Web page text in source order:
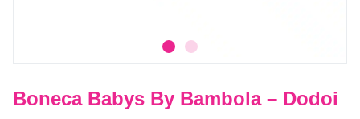
Boneca Babys By Bambola – Dodoi